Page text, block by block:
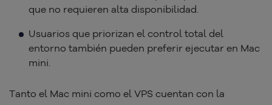
que no requieren alta disponibilidad.
Usuarios que priorizan el control total del
entorno también pueden preferir ejecutar en Mac
mini.
Tanto el Mac mini como el VPS cuentan con la